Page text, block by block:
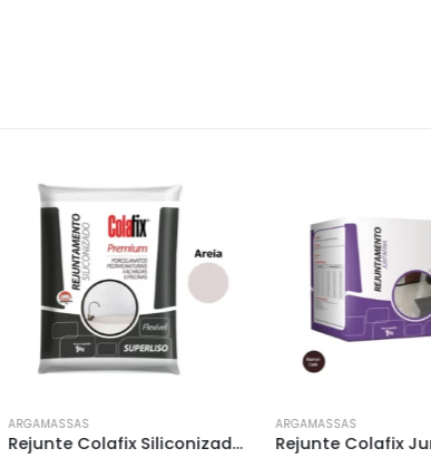
Rejunte Colafix Siliconizado 1kg – Areia Rejunte Colafix Junta Fina 1kg – Marrom Café